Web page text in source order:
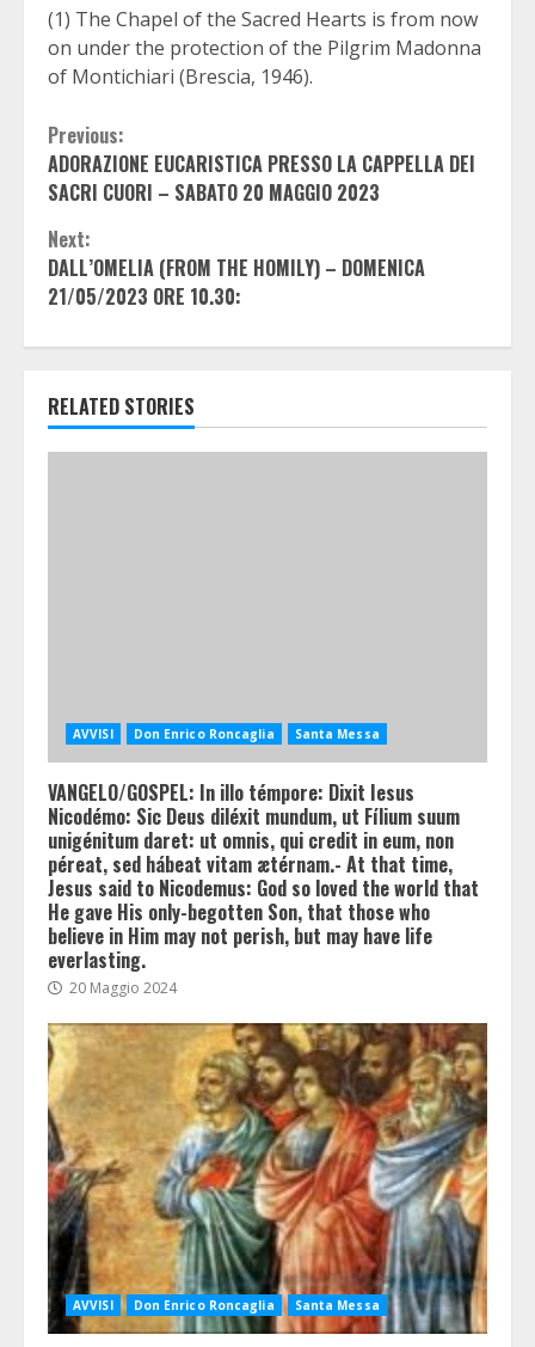
(1) The Chapel of the Sacred Hearts is from now
on under the protection of the Pilgrim Madonna
of Montichiari (Brescia, 1946).
Continue
Reading
Previous:
ADORAZIONE EUCARISTICA PRESSO LA CAPPELLA DEI
SACRI CUORI – SABATO 20 MAGGIO 2023
Next:
DALL’OMELIA (FROM THE HOMILY) – DOMENICA
21/05/2023 ORE 10.30:
RELATED STORIES
AVVISI Don Enrico Roncaglia Santa Messa
VANGELO/GOSPEL: In illo témpore: Dixit Iesus
Nicodémo: Sic Deus diléxit mundum, ut Fílium suum
unigénitum daret: ut omnis, qui credit in eum, non
péreat, sed hábeat vitam ætérnam.- At that time,
Jesus said to Nicodemus: God so loved the world that
He gave His only-begotten Son, that those who
believe in Him may not perish, but may have life
everlasting.
20 Maggio 2024
AVVISI Don Enrico Roncaglia Santa Messa